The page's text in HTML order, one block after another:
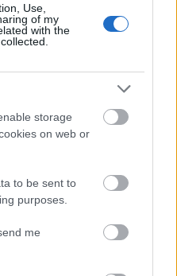
Use,
of my
with the
storage
on web or
to be sent to
purposes.
me